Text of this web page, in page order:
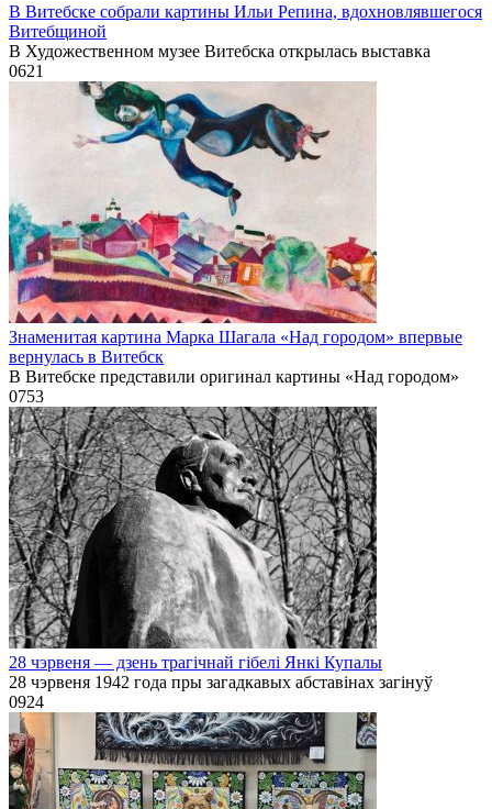
В Витебске собрали картины Ильи Репина, вдохновлявшегося
Витебщиной
В Художественном музее Витебска открылась выставка
0621
Знаменитая картина Марка Шагала «Над городом» впервые
вернулась в Витебск
В Витебске представили оригинал картины «Над городом»
0753
28 чэрвеня — дзень трагічнай гібелі Янкі Купалы
28 чэрвеня 1942 года пры загадкавых абставінах загінуў
0924